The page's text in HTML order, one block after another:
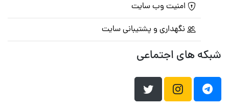
امنیت وب سایت
نگهداری و پشتیبانی سایت
شبکه های اجتماعی